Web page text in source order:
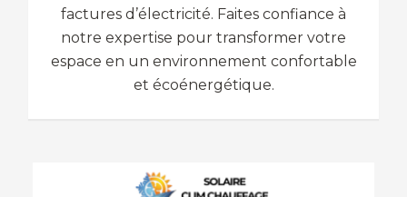
factures d’électricité. Faites confiance à
notre expertise pour transformer votre
espace en un environnement confortable
et écoénergétique.